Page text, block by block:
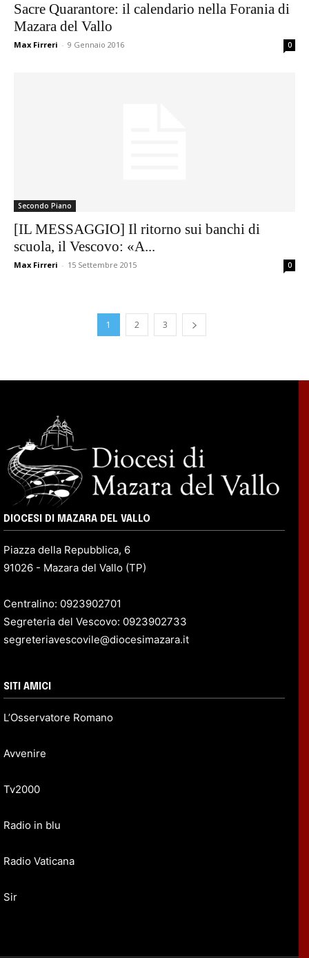
Sacre Quarantore: il calendario nella Forania di
Mazara del Vallo
Max Firreri - 9 Gennaio 2016 0
Secondo Piano
[IL MESSAGGIO] Il ritorno sui banchi di
scuola, il Vescovo: «A...
Max Firreri - 15 Settembre 2015 0
1 2 3
DIOCESI DI MAZARA DEL VALLO
Piazza della Repubblica, 6
91026 - Mazara del Vallo (TP)
Centralino: 0923902701
Segreteria del Vescovo: 0923902733
segreteriavescovile@diocesimazara.it
SITI AMICI
L’Osservatore Romano
Avvenire
Tv2000
Radio in blu
Radio Vaticana
Sir